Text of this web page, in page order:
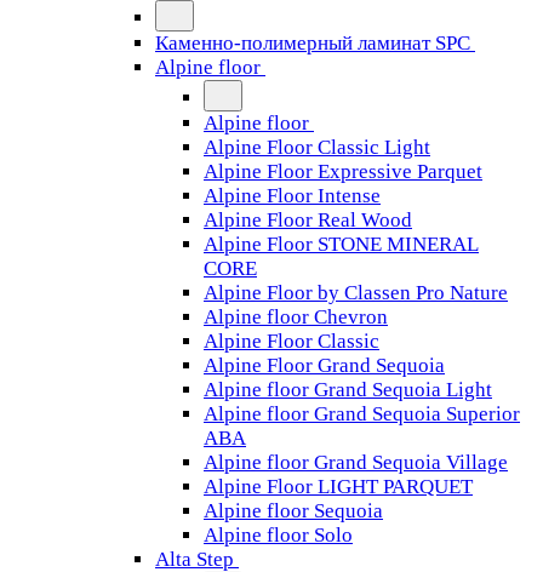
Каменно-полимерный ламинат SPC
Alpine floor
Alpine floor
Alpine Floor Classic Light
Alpine Floor Expressive Parquet
Alpine Floor Intense
Alpine Floor Real Wood
Alpine Floor STONE MINERAL
CORE
Alpine Floor by Classen Pro Nature
Alpine floor Chevron
Alpine Floor Classic
Alpine Floor Grand Sequoia
Alpine floor Grand Sequoia Light
Alpine floor Grand Sequoia Superior
ABA
Alpine floor Grand Sequoia Village
Alpine Floor LIGHT PARQUET
Alpine floor Sequoia
Alpine floor Solo
Alta Step